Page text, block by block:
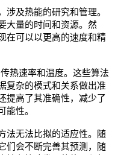
及热能的研究和管理。
大量的时间和资源。然
在可以以更高的速度和精
热速率和温度。这些算法
复杂的模式和关系做出准
提高了其准确性，减少了
能性。
法无法比拟的适应性。随
们会不断完善其预测，随